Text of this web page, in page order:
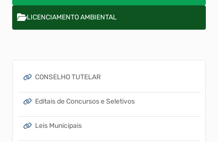
LICENCIAMENTO AMBIENTAL
CONSELHO TUTELAR
Editais de Concursos e Seletivos
Leis Municipais